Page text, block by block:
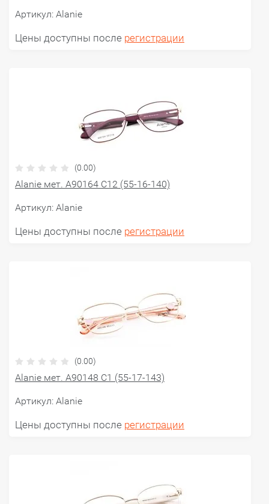
Артикул: Alanie
Цены доступны после регистрации
(0.00)
Alanie мет. A90164 C12 (55-16-140)
Артикул: Alanie
Цены доступны после регистрации
(0.00)
Alanie мет. A90148 C1 (55-17-143)
Артикул: Alanie
Цены доступны после регистрации